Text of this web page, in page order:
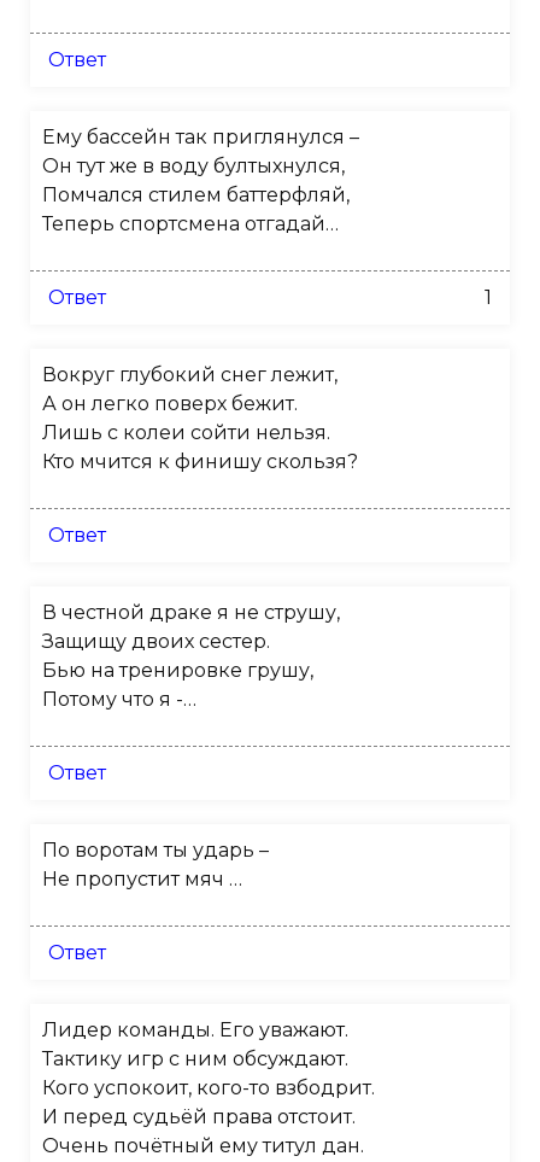
Ответ
Ему бассейн так приглянулся –
Он тут же в воду бултыхнулся,
Помчался стилем баттерфляй,
Теперь спортсмена отгадай…
Ответ 1
Вокруг глубокий снег лежит,
А он легко поверх бежит.
Лишь с колеи сойти нельзя.
Кто мчится к финишу скользя?
Ответ
В честной драке я не струшу,
Защищу двоих сестер.
Бью на тренировке грушу,
Потому что я -…
Ответ
По воротам ты ударь –
Не пропустит мяч …
Ответ
Лидер команды. Его уважают.
Тактику игр с ним обсуждают.
Кого успокоит, кого-то взбодрит.
И перед судьёй права отстоит.
Очень почётный ему титул дан.